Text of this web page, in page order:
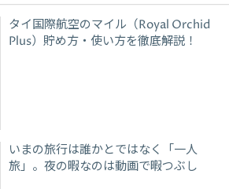
タイ国際航空のマイル（Royal Orchid
Plus）貯め方・使い方を徹底解説！
いまの旅行は誰かとではなく「一人
旅」。夜の暇なのは動画で暇つぶし